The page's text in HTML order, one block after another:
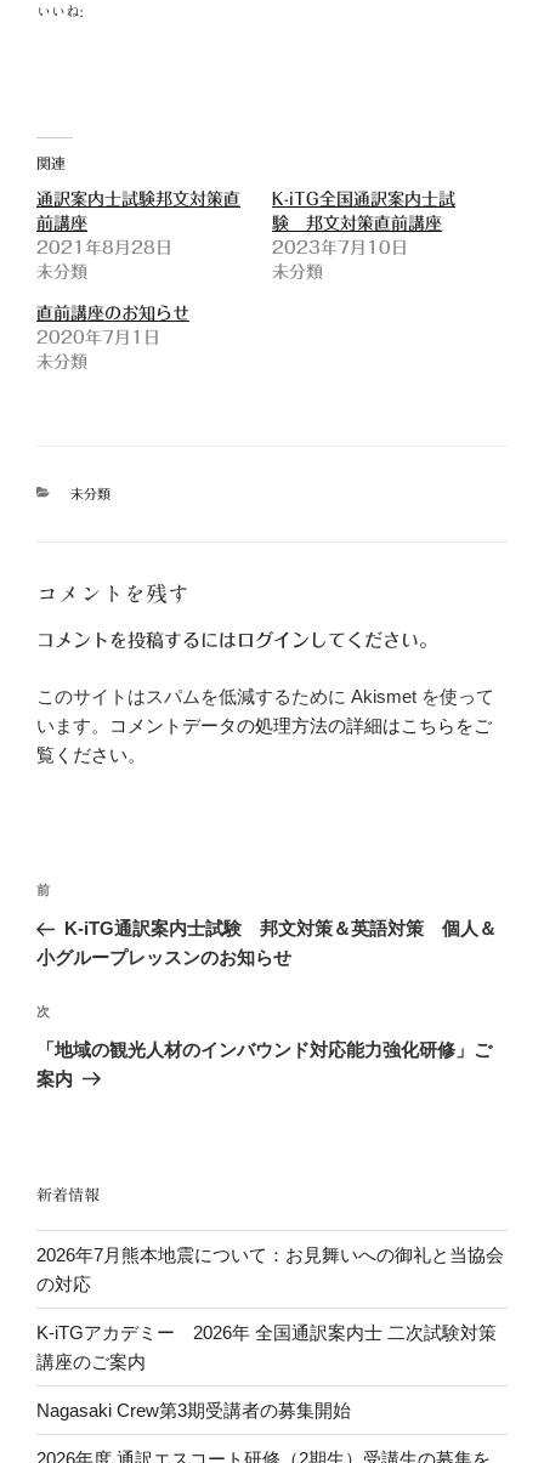
いいね:
関連
通訳案内士試験邦文対策直
前講座
2021年8月28日
未分類
K-iTG全国通訳案内士試
験 邦文対策直前講座
2023年7月10日
未分類
直前講座のお知らせ
2020年7月1日
未分類
カ
未分類
コメントを残す
コメントを投稿するには ログイン してください。
このサイトはスパムを低減するために Akismet を使って
います。
コメントデータの処理方法の詳細はこちらをご
覧ください。
投
ナ
ゲ
ー
シ
前
の
投
前
K-iTG通訳案内士試験 邦文対策＆英語対策 個人＆
小グループレッスンのお知らせ
次
の
投
次
「地域の観光人材のインバウンド対応能力強化研修」ご
案内
新着情報
2026年7月熊本地震について：お見舞いへの御礼と当協会
の対応
K-iTGアカデミー 2026年 全国通訳案内士 二次試験対策
講座のご案内
Nagasaki Crew第3期受講者の募集開始
2026年度 通訳エスコート研修（2期生）受講生の募集を